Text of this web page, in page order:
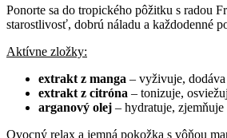
Ponorte sa do tropického pôžitku s radou
starostlivosť, dobrú náladu a každodenné
Aktívne zložky:
extrakt z manga – vyživuje,
extrakt z citróna – tonizuje,
arganový olej – hydratuje,
Ovocný relax a jemná pokožka s vôňou